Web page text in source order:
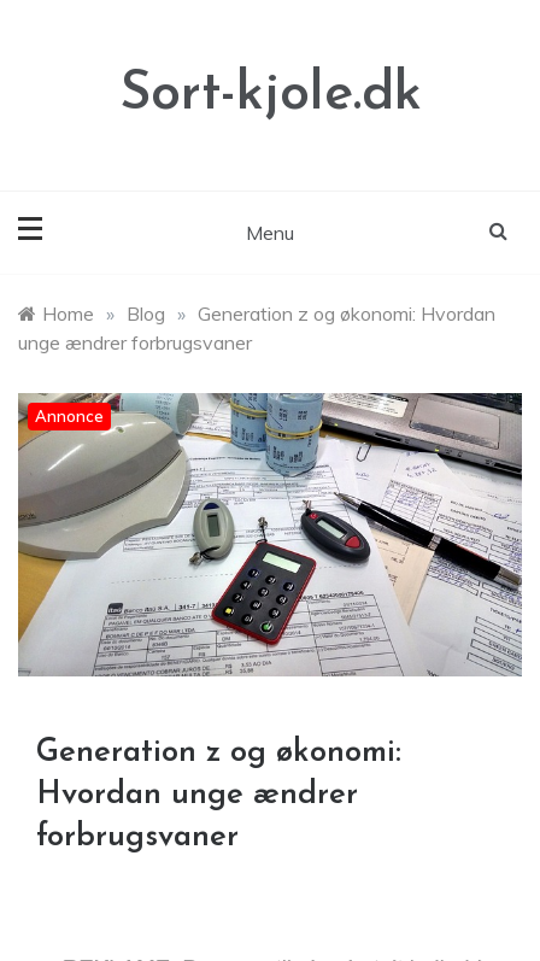
Sort-kjole.dk
Menu
Home » Blog » Generation z og økonomi: Hvordan
unge ændrer forbrugsvaner
Annonce
Generation z og økonomi:
Hvordan unge ændrer
forbrugsvaner